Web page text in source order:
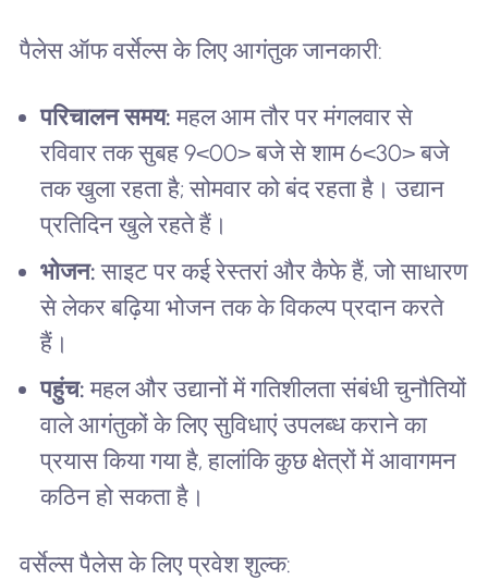
पैलेस ऑफ वर्सेल्स के लिए आगंतुक जानकारी:
परिचालन समय: महल आम तौर पर मंगलवार से
रविवार तक सुबह 9<00> बजे से शाम 6<30> बजे
तक खुला रहता है; सोमवार को बंद रहता है। उद्यान
प्रतिदिन खुले रहते हैं।
भोजन: साइट पर कई रेस्तरां और कैफे हैं, जो साधारण
से लेकर बढ़िया भोजन तक के विकल्प प्रदान करते
हैं।
पहुंच: महल और उद्यानों में गतिशीलता संबंधी चुनौतियों
वाले आगंतुकों के लिए सुविधाएं उपलब्ध कराने का
प्रयास किया गया है, हालांकि कुछ क्षेत्रों में आवागमन
कठिन हो सकता है।
वर्सेल्स पैलेस के लिए प्रवेश शुल्क: